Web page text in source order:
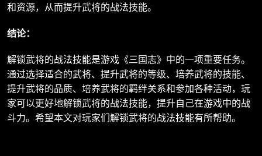
和资源，从而提升武将的战法技能。
结论：
解锁武将的战法技能是游戏《三国志》中的一项重要任务。
通过选择适合的武将、提升武将的等级、培养武将的技能、
提升武将的品质、培养武将的羁绊关系和参加各种活动，玩
家可以更好地解锁武将的战法技能，提升自己在游戏中的战
斗力。希望本文对玩家们解锁武将的战法技能有所帮助。